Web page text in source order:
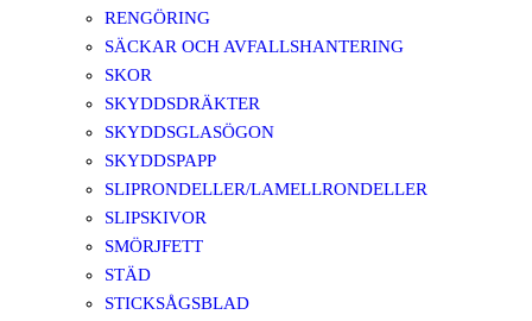
RENGÖRING
SÄCKAR OCH AVFALLSHANTERING
SKOR
SKYDDSDRÄKTER
SKYDDSGLASÖGON
SKYDDSPAPP
SLIPRONDELLER/LAMELLRONDELLER
SLIPSKIVOR
SMÖRJFETT
STÄD
STICKSÅGSBLAD